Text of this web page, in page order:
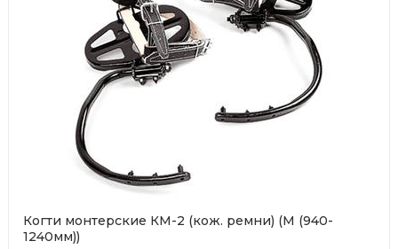
Когти монтерские КМ-2 (кож. ремни) (М (940-
1240мм))